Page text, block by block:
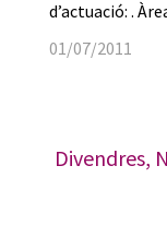
d’actuació: .
01/07/2011
Divendres,